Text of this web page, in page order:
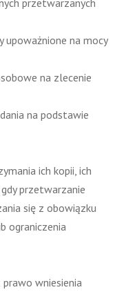
przetwarzanych
upoważnione na mocy
na zlecenie
na podstawie
ich kopii, ich
przetwarzanie
się z obowiązku
ograniczenia
wniesienia